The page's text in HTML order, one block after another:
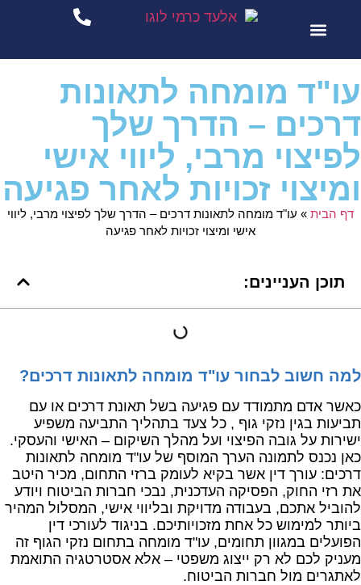
עו"ד מומחה לתאונות
דרכים – הדרך שלך
לפיצוי מרבי, ליווי אישי
ומיצוי זכויות לאחר פגיעה
דף הבית » עו"ד מומחה לתאונות דרכים – הדרך שלך לפיצוי מרבי, ליווי
אישי ומיצוי זכויות לאחר פגיעה
תוכן העניינים:
למה חשוב לבחור עו"ד מומחה לתאונות דרכים?
כאשר אדם מתמודד עם פגיעה בשל תאונת דרכים או עם
תביעות בגין נזקי גוף , כל צעד בתהליך התביעה משפיע
ישירות על גובה הפיצוי ועל מהלך השיקום – האישי והעסקי.
כאן נכנס לתמונה הערך המוסף של עו"ד מומחה לתאונות
דרכים: עורך דין אשר בקיא לעומק ברזי התחום, מכיר היטב
את רזי החוק, הפסיקה העדכנית, נבכי חברות הביטוח ויודע
להוביל אתכם, בעבודה מדויקת ובליווי אישי, המסלול המהיר
ביותר למימוש כל אחת מזכויותיכם. בניגוד לעורכי דין
הפועלים במגוון תחומים, עו"ד מומחה בתחום נזקי הגוף זה
מעניק לכם לא רק ייצוג משפטי – אלא אסטרטגיה התואמת
לאתגרים מול חברות הביטוח.